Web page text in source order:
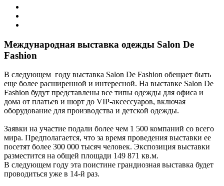
Международная выставка одежды Salon De
Fashion
В следующем году выставка Salon De Fashion обещает быть
еще более расширенной и интересной. На выставке Salon De
Fashion будут представлены все типы одежды для офиса и
дома от платьев и шорт до VIP-аксессуаров, включая
оборудование для производства и детской одежды.
Заявки на участие подали более чем 1 500 компаний со всего
мира. Предполагается, что за время проведения выставки ее
посетят более 300 000 тысяч человек. Экспозиция выставки
разместится на общей площади 149 871 кв.м.
В следующем году эта поистине грандиозная выставка будет
проводиться уже в 14-й раз.